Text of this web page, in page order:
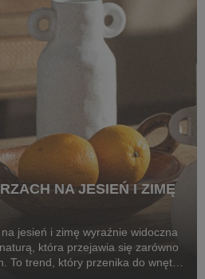
NA JESIEŃ I ZIMĘ
jesień i zimę wyraźnie widoczna
która przejawia się zarówno
To trend, który przenika do wnętrz